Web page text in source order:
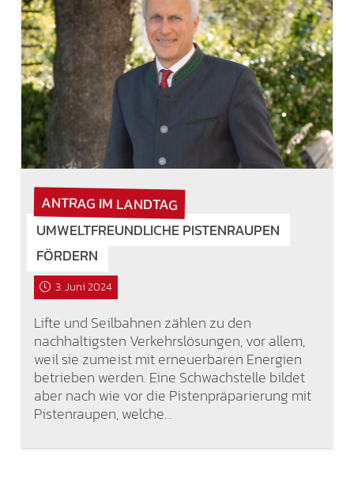
ANTRAG IM LANDTAG
UMWELTFREUNDLICHE PISTENRAUPEN
FÖRDERN
3. Juni 2024
Lifte und Seilbahnen zählen zu den
nachhaltigsten Verkehrslösungen, vor allem,
weil sie zumeist mit erneuerbaren Energien
betrieben werden. Eine Schwachstelle bildet
aber nach wie vor die Pistenpräparierung mit
Pistenraupen, welche…